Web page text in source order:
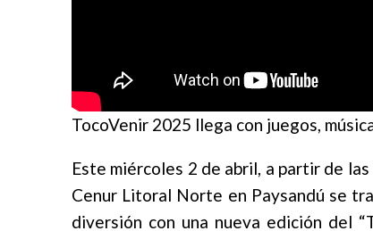
TocoVenir 2025 llega con juegos,
Este miércoles 2 de abril, a partir de
Cenur Litoral Norte en Paysandú se
diversión con una nueva edición del